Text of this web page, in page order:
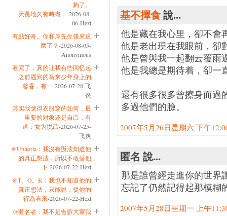
夠了。
天長地久有時盡， -2026-08-
06-Hezt
有點好奇。你和岸先生後來這
麽了？-2026-08-05-
Anonymous
看完了，真的让我有些回忆起
之前遇到的马来少年身上的
馨香，有一-2026-07-28-飞
炎
其实我觉得衣服穿的如何，最
重要的对象还是自己，有
道：女为悦己-2026-07-25-
飞炎
@Uphoria：我沒有辦法知道他
的真正想法，所以不敢替他
下-2026-07-22-Hezt
@T。O。K：我也不知道他的
真正想法，只能說，從他的
行為看來-2026-07-22-Hezt
@匿名者：我不是告訴大家我
基不擇食說...
他是藏在我心里，卻不會
他是老出現在我眼前，卻
他是曾與我一起翻云覆雨
他是我總是期待着，卻一
還有很多很多曾擦身而過
多過他們的臉。
2007年5月26日星期六 下午
匿名 說...
那是誰曾經走進你的世界
忘記了仍然記得起那模糊
2007年5月28日星期一 上午